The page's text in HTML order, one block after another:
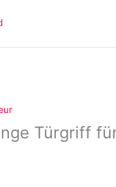
Türgriff